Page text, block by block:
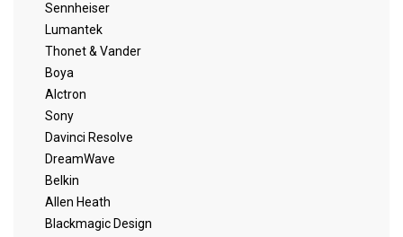
Sennheiser
Lumantek
Thonet & Vander
Boya
Alctron
Sony
Davinci Resolve
DreamWave
Belkin
Allen Heath
Blackmagic Design